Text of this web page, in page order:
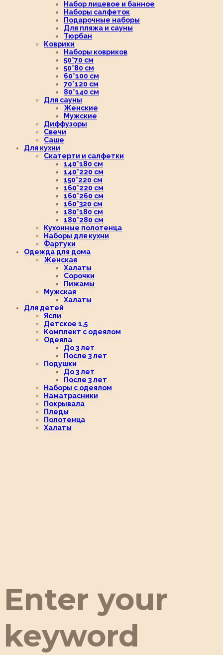
Набор лицевое и банное
Наборы салфеток
Подарочные наборы
Для пляжа и сауны
Тюрбан
Коврики
Наборы ковриков
50*70 см
50*80 см
60*100 см
70*120 см
80*140 см
Для сауны
Женские
Мужские
Диффузоры
Свечи
Саше
Для кухни
Скатерти и салфетки
140*180 см
140*220 см
150*220 см
160*220 см
160*260 см
160*320 см
180*180 см
180*280 см
Кухонные полотенца
Наборы для кухни
Фартуки
Одежда для дома
Женская
Халаты
Сорочки
Пижамы
Мужская
Халаты
Для детей
Ясли
Детское 1,5
Комплект с одеялом
Одеяла
До 3 лет
После 3 лет
Подушки
До 3 лет
После 3 лет
Наборы с одеялом
Наматрасники
Покрывала
Пледы
Полотенца
Халаты
Enter your
keyword